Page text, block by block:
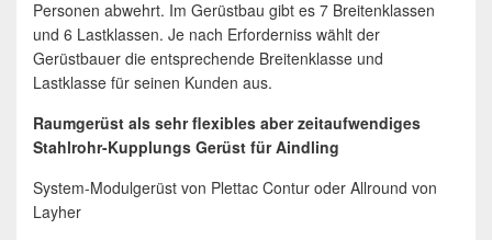
Personen abwehrt. Im Gerüstbau gibt es 7 Breitenklassen
und 6 Lastklassen. Je nach Erforderniss wählt der
Gerüstbauer die entsprechende Breitenklasse und
Lastklasse für seinen Kunden aus.
Raumgerüst als sehr flexibles aber zeitaufwendiges
Stahlrohr-Kupplungs Gerüst für Aindling
System-Modulgerüst von Plettac Contur oder Allround von
Layher